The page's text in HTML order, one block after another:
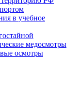
в учебное
медосмотры
осмотры